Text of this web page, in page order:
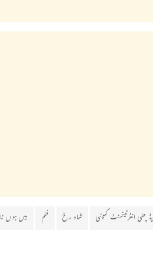
چلی انٹرٹینمنٹ کمپنی شاہ رخ فلم میں ہوں نا